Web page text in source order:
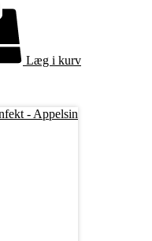
Læg i kurv